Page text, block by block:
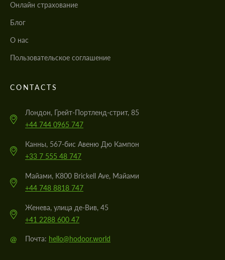
Онлайн страхование
Блог
О нас
Пользовательское соглашение
CONTACTS
Лондон, Грейт-Портленд-стрит, 85
+44 744 0965 747
Канны, 567-бис Авеню Дю Кампон
+33 7 555 48 747
Майами, K800 Brickell Ave, Майами
+44 748 8818 747
Женева, улица де-Вив, 45
+41 2288 600 47
@ Почта: hello@hodoor.world